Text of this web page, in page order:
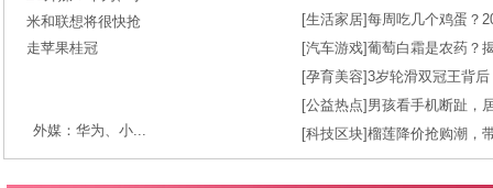
外媒：华为、小...
[生活家居]每周吃几个鸡蛋？
[汽车游戏]葡萄白霜是农药？
[孕育美容]3岁轮滑双冠王背
[公益热点] 男孩看手机断趾，
[科技区块]榴莲降价抢购潮，